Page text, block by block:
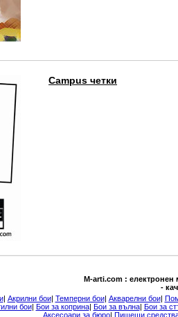
Campus четки
М-arti.com : електронен
-
| Акрилни бои| Темперни бои| Акварелни бои|
бои| Бои за коприна| Бои за вълна| Бои за
Аксесоари за бюро| Пишещи